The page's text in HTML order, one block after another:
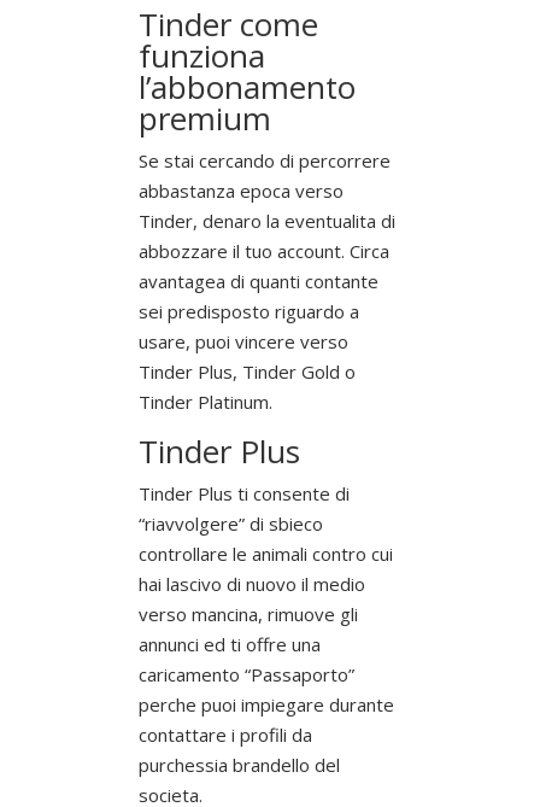
Tinder come
funziona
l’abbonamento
premium
Se stai cercando di percorrere
abbastanza epoca verso
Tinder, denaro la eventualita di
abbozzare il tuo account. Circa
avantagea di quanti contante
sei predisposto riguardo a
usare, puoi vincere verso
Tinder Plus, Tinder Gold o
Tinder Platinum.
Tinder Plus
Tinder Plus ti consente di
“riavvolgere” di sbieco
controllare le animali contro cui
hai lascivo di nuovo il medio
verso mancina, rimuove gli
annunci ed ti offre una
caricamento “Passaporto”
perche puoi impiegare durante
contattare i profili da
purchessia brandello del
societa.